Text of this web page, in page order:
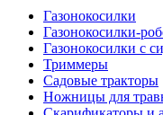
Газонокосилки
Газонокосилки-
Газонокосилки с
Триммеры
Садовые тракторы
Ножницы для